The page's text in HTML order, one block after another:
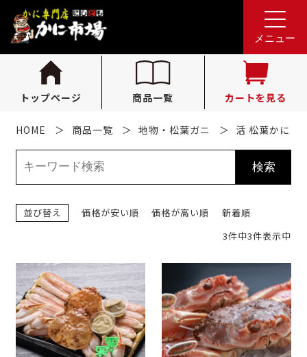
メニュー
トップページ 商品一覧 カートを見る
れんが亭へのお問い合わせ
tel.0796-36-1341
（受付時間 10:00〜16:00）
HOME 商品一覧 地物・松葉ガニ 活 松葉かに
並び替え 価格が安い順 価格が高い順
新着順
3件中3件表示中